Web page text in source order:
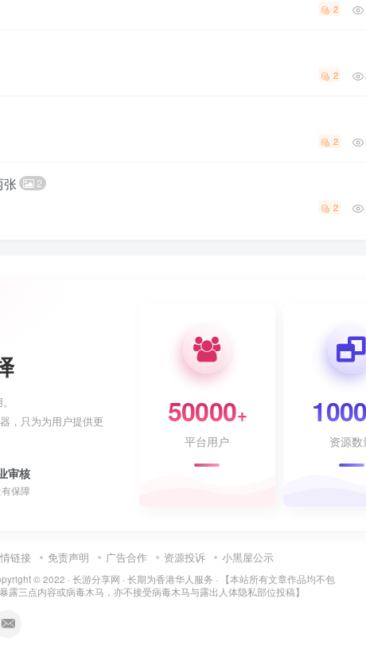
2
2
2
张 2
2
，只为为用户提供更
审核
保障
50000+
平台用户 资源数
链接 免责声明 广告合作 资源投诉 小黑屋公示
© 2022 · 长游分享网 · 长期为香港华人服务 · 【本站所有文章作品均不包
露三点内容或病毒木马，亦不接受病毒木马与露出人体隐私部位投稿】